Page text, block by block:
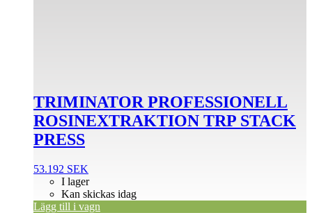
TRIMINATOR PROFESSIONELL
ROSINEXTRAKTION TRP STACK
PRESS
53.192 SEK
I lager
Kan skickas idag
Lägg till i vagn